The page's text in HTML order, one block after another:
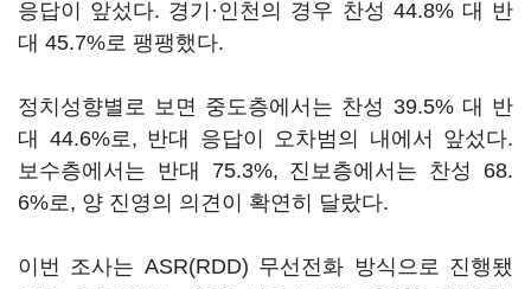
응답이 앞섰다. 경기·인천의 경우 찬성 44.8% 대 반
대 45.7%로 팽팽했다.
정치성향별로 보면 중도층에서는 찬성 39.5% 대 반
대 44.6%로, 반대 응답이 오차범의 내에서 앞섰다.
보수층에서는 반대 75.3%, 진보층에서는 찬성 68.
6%로, 양 진영의 의견이 확연히 달랐다.
이번 조사는 ASR(RDD) 무선전화 방식으로 진행됐